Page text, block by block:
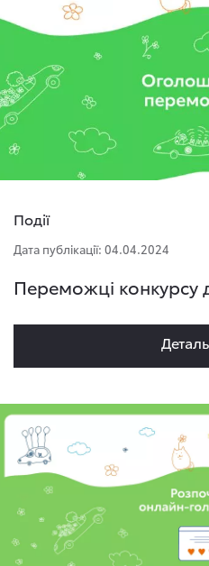
Події
Дата публікації: 04.04.2024
Переможці конкурсу